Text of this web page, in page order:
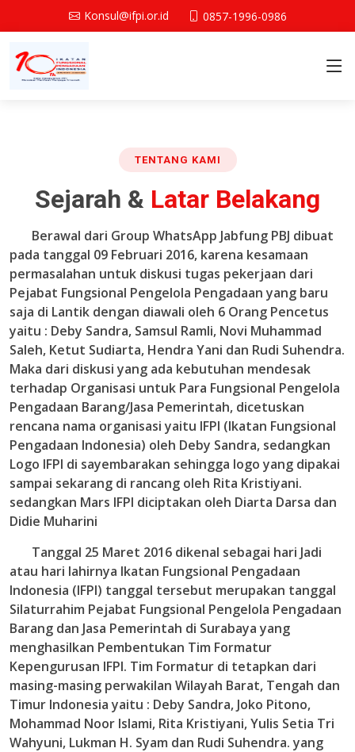
Konsul@ifpi.or.id 0857-1996-0986
TENTANG KAMI
Sejarah & Latar Belakang
Berawal dari Group WhatsApp Jabfung PBJ dibuat
pada tanggal 09 Februari 2016, karena kesamaan
permasalahan untuk diskusi tugas pekerjaan dari
Pejabat Fungsional Pengelola Pengadaan yang baru
saja di Lantik dengan diawali oleh 6 Orang Pencetus
yaitu : Deby Sandra, Samsul Ramli, Novi Muhammad
Saleh, Ketut Sudiarta, Hendra Yani dan Rudi Suhendra.
Maka dari diskusi yang ada kebutuhan mendesak
terhadap Organisasi untuk Para Fungsional Pengelola
Pengadaan Barang/Jasa Pemerintah, dicetuskan
rencana nama organisasi yaitu IFPI (Ikatan Fungsional
Pengadaan Indonesia) oleh Deby Sandra, sedangkan
Logo IFPI di sayembarakan sehingga logo yang dipakai
sampai sekarang di rancang oleh Rita Kristiyani.
sedangkan Mars IFPI diciptakan oleh Diarta Darsa dan
Didie Muharini
Tanggal 25 Maret 2016 dikenal sebagai hari Jadi
atau hari lahirnya Ikatan Fungsional Pengadaan
Indonesia (IFPI) tanggal tersebut merupakan tanggal
Silaturrahim Pejabat Fungsional Pengelola Pengadaan
Barang dan Jasa Pemerintah di Surabaya yang
menghasilkan Pembentukan Tim Formatur
Kepengurusan IFPI. Tim Formatur di tetapkan dari
masing-masing perwakilan Wilayah Barat, Tengah dan
Timur Indonesia yaitu : Deby Sandra, Joko Pitono,
Mohammad Noor Islami, Rita Kristiyani, Yulis Setia Tri
Wahyuni, Lukman H. Syam dan Rudi Suhendra. yang